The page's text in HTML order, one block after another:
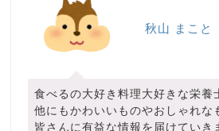
秋山 まこと
食べるの大好き料理大好きな栄養
他にもかわいいものやおしゃれな
皆さんに有益な情報を届けていき